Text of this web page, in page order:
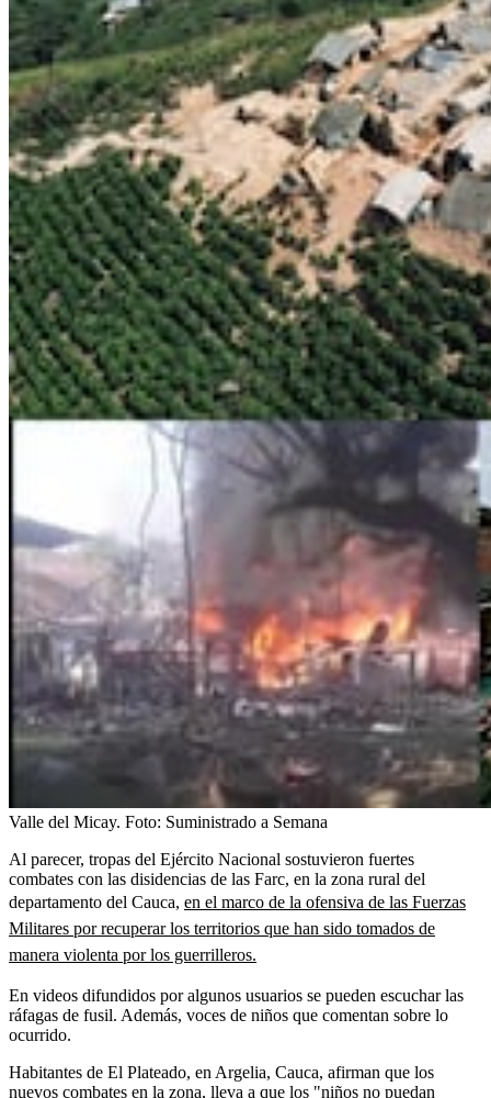
Valle del Micay. Foto: Suministrado a Semana
Al parecer, tropas del Ejército Nacional sostuvieron fuertes
combates con las disidencias de las Farc, en la zona rural del
departamento del Cauca, en el marco de la ofensiva de las Fuerzas
Militares por recuperar los territorios que han sido tomados de
manera violenta por los guerrilleros.
En videos difundidos por algunos usuarios se pueden escuchar las
ráfagas de fusil. Además, voces de niños que comentan sobre lo
ocurrido.
Habitantes de El Plateado, en Argelia, Cauca, afirman que los
nuevos combates en la zona, lleva a que los "niños no puedan